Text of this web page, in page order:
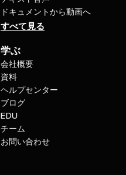
すべて見る
会社概要
資料
ヘルプセンター
ブログ
EDU
チーム
お問い合わせ